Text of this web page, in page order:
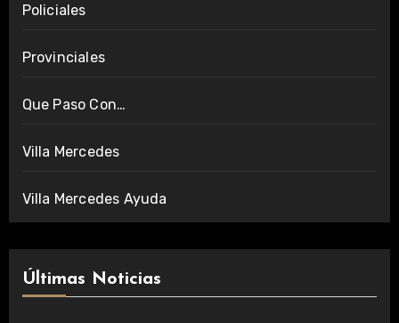
Policiales
Provinciales
Que Paso Con…
Villa Mercedes
Villa Mercedes Ayuda
Últimas Noticias